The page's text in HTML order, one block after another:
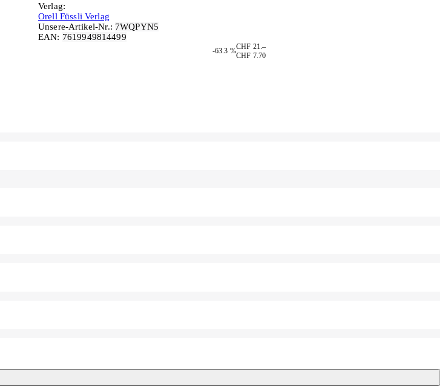
Verlag:
Orell Füssli Verlag
Unsere-Artikel-Nr.: 7WQPYN5
EAN: 7619949814499
-63.3 %
CHF 21.–
CHF 7.70